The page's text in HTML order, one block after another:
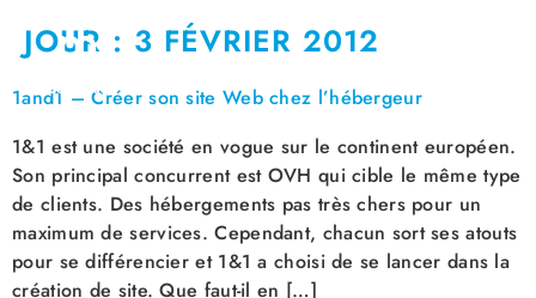
JOUR : 3 FÉVRIER 2012
1and1 – Créer son site Web chez l’hébergeur
1&1 est une société en vogue sur le continent européen.
Son principal concurrent est OVH qui cible le même type
de clients. Des hébergements pas très chers pour un
maximum de services. Cependant, chacun sort ses atouts
pour se différencier et 1&1 a choisi de se lancer dans la
création de site. Que faut-il en […]